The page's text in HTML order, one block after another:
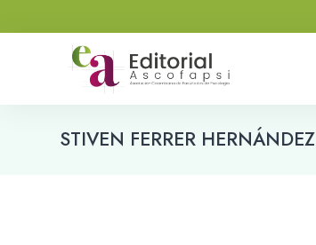
STIVEN FERRER HERNÁNDEZ